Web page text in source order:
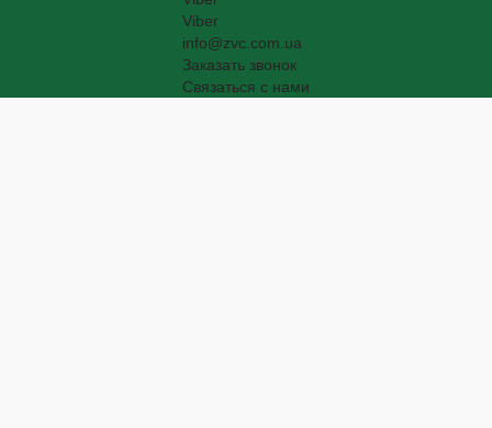
Viber
info@zvc.com.ua
Заказать звонок
Связаться с нами